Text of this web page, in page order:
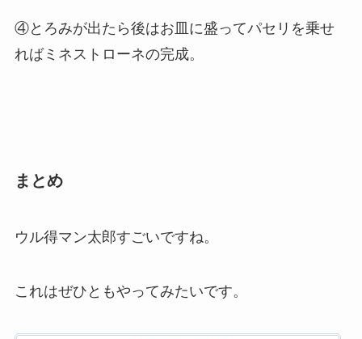
④とろみが出たら後はお皿に盛ってパセリを乗せ
ればミネストローネの完成。
まとめ
ウル得マン太郎すごいですね。
これはぜひともやってみたいです。